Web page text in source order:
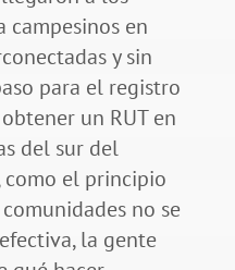
campesinos en
y sin
para el registro
un RUT en
del sur del
como el principio
no se
la gente